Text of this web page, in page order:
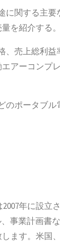
に関する主
を紹介する。
、売上総利
アーコンプ
のポータブ
2007年に設
事業計画書
ます。米国